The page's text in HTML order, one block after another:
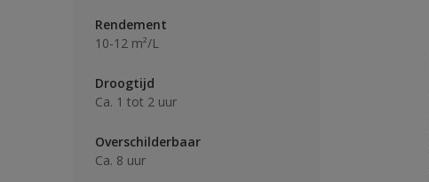
Rendement
10-12 m²/L
Droogtijd
Ca. 1 tot 2 uur
Overschilderbaar
Ca. 8 uur